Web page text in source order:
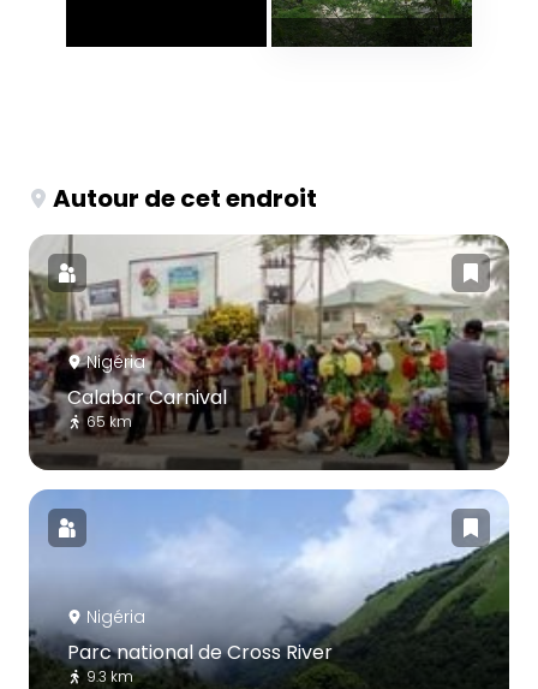
Autour de cet endroit
Nigéria
Calabar Carnival
65 km
Nigéria
Parc national de Cross River
9.3 km